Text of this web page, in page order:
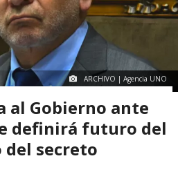
ARCHIVO | Agencia UNO
al Gobierno ante
definirá futuro del
secreto